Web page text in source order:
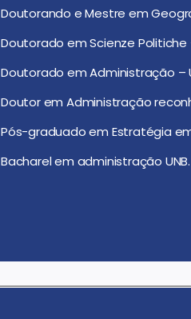
Doutorando e Mestre em
Doutorado em Scienze
Doutorado em Administração –
Doutor em Administração
Pós-graduado em Estratégia
Bacharel em administração UNB.